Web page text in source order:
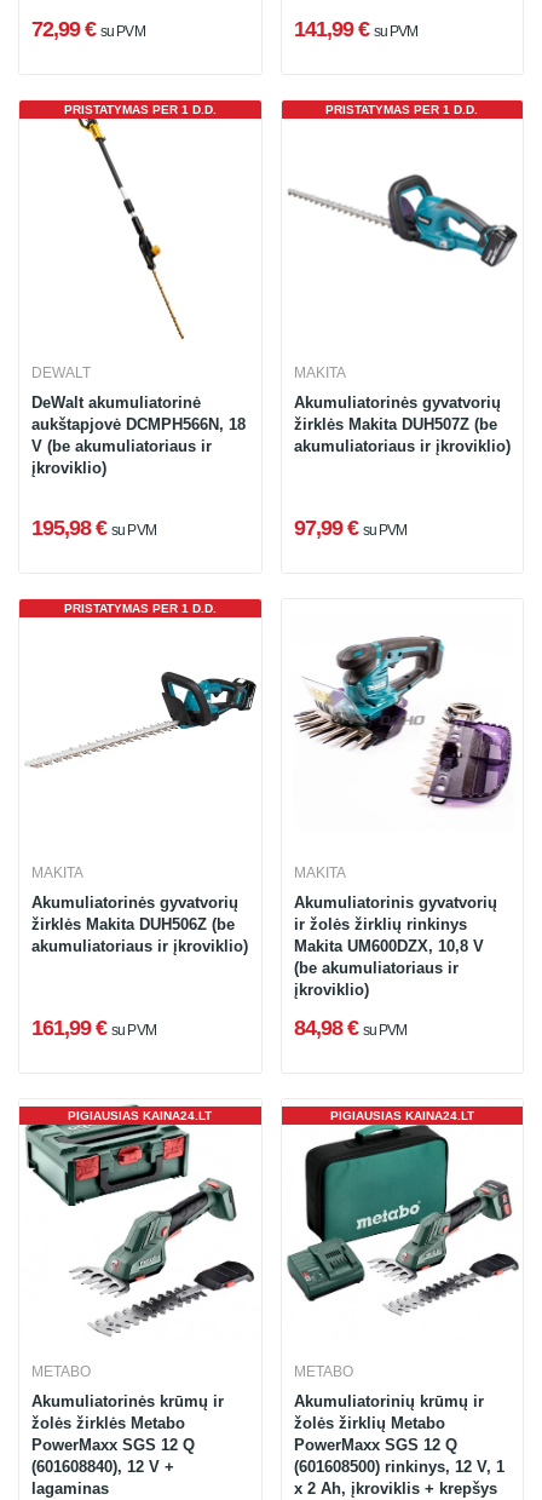
72,99 € su PVM 141,99 € su PVM
PRISTATYMAS PER 1 D.D.
DEWALT
DeWalt akumuliatorinė
aukštapjovė DCMPH566N, 18
V (be akumuliatoriaus ir
įkroviklio)
195,98 € su PVM
PRISTATYMAS PER 1 D.D.
MAKITA
Akumuliatorinės gyvatvorių
žirklės Makita DUH507Z (be
akumuliatoriaus ir įkroviklio)
97,99 € su PVM
PRISTATYMAS PER 1 D.D.
MAKITA
Akumuliatorinės gyvatvorių
žirklės Makita DUH506Z (be
akumuliatoriaus ir įkroviklio)
161,99 € su PVM
MAKITA
Akumuliatorinis gyvatvorių
ir žolės žirklių rinkinys
Makita UM600DZX, 10,8 V
(be akumuliatoriaus ir
įkroviklio)
84,98 € su PVM
PIGIAUSIAS KAINA24.LT
METABO
Akumuliatorinės krūmų ir
žolės žirklės Metabo
PowerMaxx SGS 12 Q
(601608840), 12 V +
lagaminas
PIGIAUSIAS KAINA24.LT
METABO
Akumuliatorinių krūmų ir
žolės žirklių Metabo
PowerMaxx SGS 12 Q
(601608500) rinkinys, 12 V, 1
x 2 Ah, įkroviklis + krepšys